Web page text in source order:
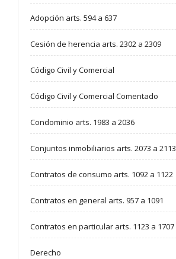
Adopción arts. 594 a 637
Cesión de herencia arts. 2302 a 2309
Código Civil y Comercial
Código Civil y Comercial Comentado
Condominio arts. 1983 a 2036
Conjuntos inmobiliarios arts. 2073 a 2113
Contratos de consumo arts. 1092 a 1122
Contratos en general arts. 957 a 1091
Contratos en particular arts. 1123 a 1707
Derecho